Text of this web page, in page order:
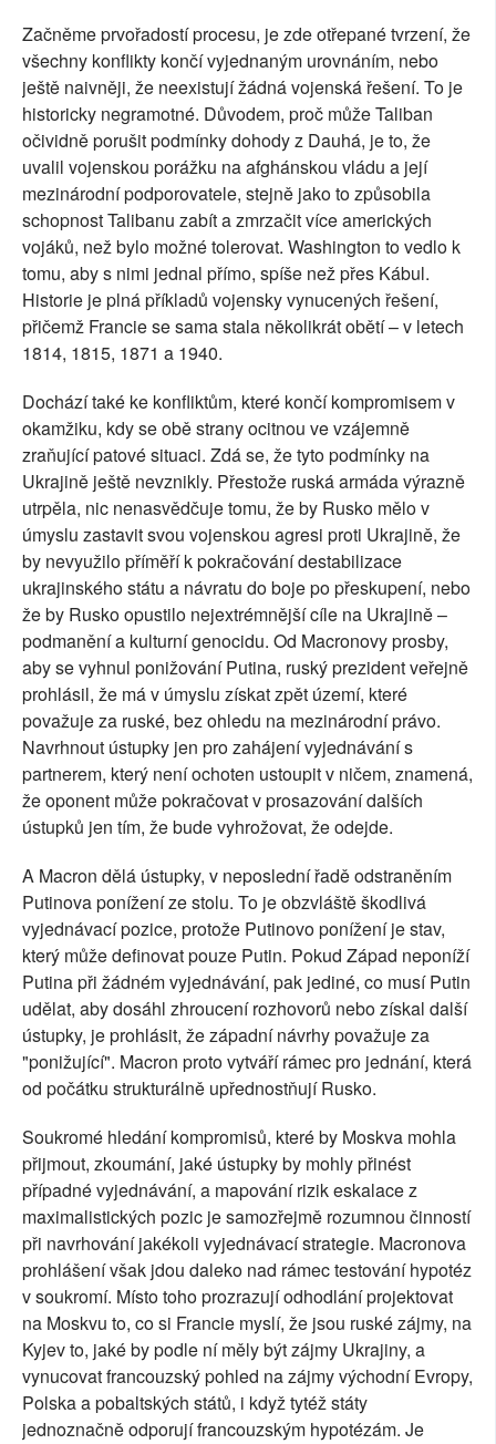
Začněme prvořadostí procesu, je zde otřepané tvrzení, že
všechny konflikty končí vyjednaným urovnáním, nebo
ještě naivněji, že neexistují žádná vojenská řešení. To je
historicky negramotné. Důvodem, proč může Taliban
očividně porušit podmínky dohody z Dauhá, je to, že
uvalil vojenskou porážku na afghánskou vládu a její
mezinárodní podporovatele, stejně jako to způsobila
schopnost Talibanu zabít a zmrzačit více amerických
vojáků, než bylo možné tolerovat. Washington to vedlo k
tomu, aby s nimi jednal přímo, spíše než přes Kábul.
Historie je plná příkladů vojensky vynucených řešení,
přičemž Francie se sama stala několikrát obětí – v letech
1814, 1815, 1871 a 1940.
Dochází také ke konfliktům, které končí kompromisem v
okamžiku, kdy se obě strany ocitnou ve vzájemně
zraňující patové situaci. Zdá se, že tyto podmínky na
Ukrajině ještě nevznikly. Přestože ruská armáda výrazně
utrpěla, nic nenasvědčuje tomu, že by Rusko mělo v
úmyslu zastavit svou vojenskou agresi proti Ukrajině, že
by nevyužilo příměří k pokračování destabilizace
ukrajinského státu a návratu do boje po přeskupení, nebo
že by Rusko opustilo nejextrémnější cíle na Ukrajině –
podmanění a kulturní genocidu. Od Macronovy prosby,
aby se vyhnul ponižování Putina, ruský prezident veřejně
prohlásil, že má v úmyslu získat zpět území, které
považuje za ruské, bez ohledu na mezinárodní právo.
Navrhnout ústupky jen pro zahájení vyjednávání s
partnerem, který není ochoten ustoupit v ničem, znamená,
že oponent může pokračovat v prosazování dalších
ústupků jen tím, že bude vyhrožovat, že odejde.
A Macron dělá ústupky, v neposlední řadě odstraněním
Putinova ponížení ze stolu. To je obzvláště škodlivá
vyjednávací pozice, protože Putinovo ponížení je stav,
který může definovat pouze Putin. Pokud Západ neponíží
Putina při žádném vyjednávání, pak jediné, co musí Putin
udělat, aby dosáhl zhroucení rozhovorů nebo získal další
ústupky, je prohlásit, že západní návrhy považuje za
"ponižující". Macron proto vytváří rámec pro jednání, která
od počátku strukturálně upřednostňují Rusko.
Soukromé hledání kompromisů, které by Moskva mohla
přijmout, zkoumání, jaké ústupky by mohly přinést
případné vyjednávání, a mapování rizik eskalace z
maximalistických pozic je samozřejmě rozumnou činností
při navrhování jakékoli vyjednávací strategie. Macronova
prohlášení však jdou daleko nad rámec testování hypotéz
v soukromí. Místo toho prozrazují odhodlání projektovat
na Moskvu to, co si Francie myslí, že jsou ruské zájmy, na
Kyjev to, jaké by podle ní měly být zájmy Ukrajiny, a
vynucovat francouzský pohled na zájmy východní Evropy,
Polska a pobaltských států, i když tytéž státy
jednoznačně odporují francouzským hypotézám. Je